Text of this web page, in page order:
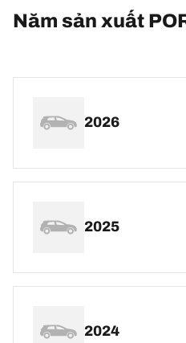
Năm sản xuất
2026
2025
2024